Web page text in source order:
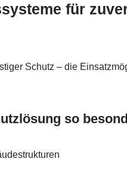
für
Schutz – die
so